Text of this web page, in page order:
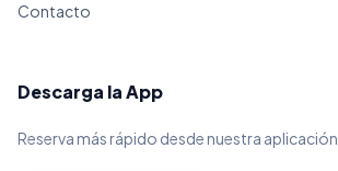
Contacto
Descarga la App
Reserva más rápido desde nuestra aplicación.